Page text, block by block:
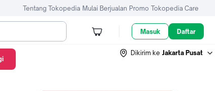
Tentang Tokopedia Mulai Berjualan Promo Tokopedia Care
Masuk Daftar
Dikirim ke Jakarta Pusat